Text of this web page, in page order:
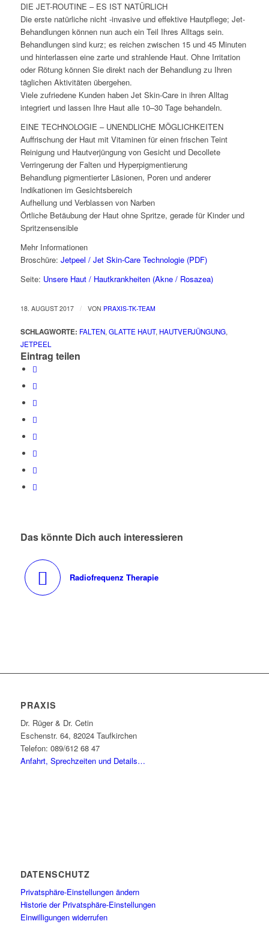
DIE JET-ROUTINE – ES IST NATÜRLICH
Die erste natürliche nicht -invasive und effektive Hautpflege; Jet-
Behandlungen können nun auch ein Teil Ihres Alltags sein.
Behandlungen sind kurz; es reichen zwischen 15 und 45 Minuten
und hinterlassen eine zarte und strahlende Haut. Ohne Irritation
oder Rötung können Sie direkt nach der Behandlung zu Ihren
täglichen Aktivitäten übergehen.
Viele zufriedene Kunden haben Jet Skin-Care in ihren Alltag
integriert und lassen Ihre Haut alle 10–30 Tage behandeln.
EINE TECHNOLOGIE – UNENDLICHE MÖGLICHKEITEN
Auffrischung der Haut mit Vitaminen für einen frischen Teint
Reinigung und Hautverjüngung von Gesicht und Decollete
Verringerung der Falten und Hyperpigmentierung
Behandlung pigmentierter Läsionen, Poren und anderer
Indikationen im Gesichtsbereich
Aufhellung und Verblassen von Narben
Örtliche Betäubung der Haut ohne Spritze, gerade für Kinder und
Spritzensensible
Mehr Informationen
Broschüre: Jetpeel / Jet Skin-Care Technologie (PDF)
Seite: Unsere Haut / Hautkrankheiten (Akne / Rosazea)
18. AUGUST 2017 / VON PRAXIS-TK-TEAM
SCHLAGWORTE: FALTEN,GLATTE HAUT, HAUTVERJÜNGUNG,
JETPEEL
Eintrag teilen
Das könnte Dich auch interessieren
Radiofrequenz Therapie
PRAXIS
Dr. Rüger & Dr. Cetin
Eschenstr. 64, 82024 Taufkirchen
Telefon: 089/612 68 47
Anfahrt, Sprechzeiten und Details…
DATENSCHUTZ
Privatsphäre-Einstellungen ändern
Historie der Privatsphäre-Einstellungen
Einwilligungen widerrufen